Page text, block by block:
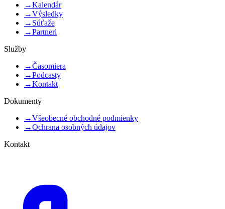
→Kalendár
→Výsledky
→ Súťaže
→Partneri
Služby
→Časomiera
→Podcasty
→Kontakt
Dokumenty
→Všeobecné obchodné podmienky
→Ochrana osobných údajov
Kontakt